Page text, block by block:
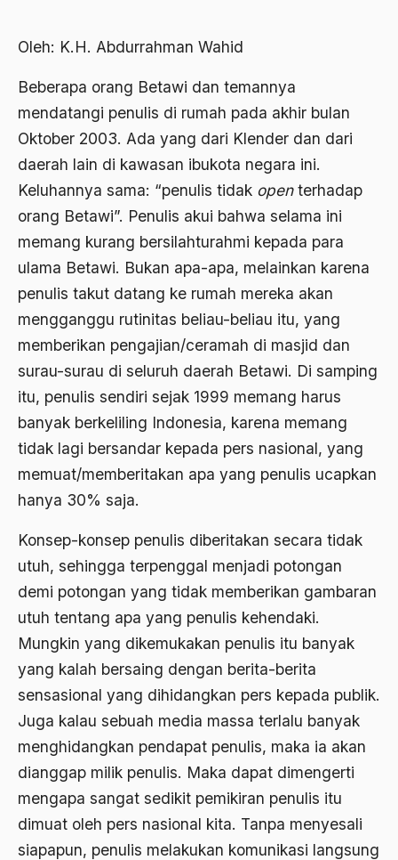
Oleh: K.H. Abdurrahman Wahid
Beberapa orang Betawi dan temannya
mendatangi penulis di rumah pada akhir bulan
Oktober 2003. Ada yang dari Klender dan dari
daerah lain di kawasan ibukota negara ini.
Keluhannya sama: “penulis tidak openterhadap
orang Betawi”. Penulis akui bahwa selama ini
memang kurang bersilahturahmi kepada para
ulama Betawi. Bukan apa-apa, melainkan karena
penulis takut datang ke rumah mereka akan
mengganggu rutinitas beliau-beliau itu, yang
memberikan pengajian/ceramah di masjid dan
surau-surau di seluruh daerah Betawi. Di samping
itu, penulis sendiri sejak 1999 memang harus
banyak berkeliling Indonesia, karena memang
tidak lagi bersandar kepada pers nasional, yang
memuat/memberitakan apa yang penulis ucapkan
hanya 30% saja.
Konsep-konsep penulis diberitakan secara tidak
utuh, sehingga terpenggal menjadi potongan
demi potongan yang tidak memberikan gambaran
utuh tentang apa yang penulis kehendaki.
Mungkin yang dikemukakan penulis itu banyak
yang kalah bersaing dengan berita-berita
sensasional yang dihidangkan pers kepada publik.
Juga kalau sebuah media massa terlalu banyak
menghidangkan pendapat penulis, maka ia akan
dianggap milik penulis. Maka dapat dimengerti
mengapa sangat sedikit pemikiran penulis itu
dimuat oleh pers nasional kita. Tanpa menyesali
siapapun, penulis melakukan komunikasi langsung
2011
2010
2009
2007
2006
2004
2003
2001
2000
1999
1996
1995
1994
1992
1991
1990
1989
1988
Abdullah Badawi
Abdullah Sungkar
Abdullah Syafi'i
Abdurrahman Addakhil
abdurrahman wahid
Abolisi
Aboulhasan Bani Sadr
abri
Abu AMrin Ibnu Alla'
Abu Bakar Ba’asyir
Abu Hanifah
abu jihad
Abu Sangkan
Abu Zayd
Aceh
Ad-daulah
Adagium
Adaptif Islam
adat
Adat Ngada
Adat Pra-Islam